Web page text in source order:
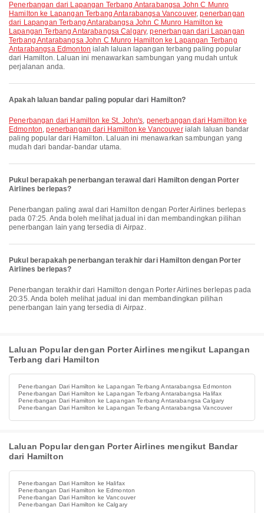
penerbangan dari Lapangan Terbang Antarabangsa John C Munro
Hamilton ke Lapangan Terbang Antarabangsa Vancouver,penerbangan
dari Lapangan Terbang Antarabangsa John C Munro Hamilton ke
Lapangan Terbang Antarabangsa Calgary,penerbangan dari Lapangan
Terbang Antarabangsa John C Munro Hamilton ke Lapangan Terbang
Antarabangsa Edmonton ialah laluan lapangan terbang paling popular
dari Hamilton. Laluan ini menawarkan sambungan yang mudah untuk
perjalanan anda.
Apakah laluan bandar paling popular dari Hamilton?
penerbangan dari Hamilton ke St. John's, penerbangan dari Hamilton ke
Edmonton,penerbangan dari Hamilton ke Vancouverialah laluan bandar
paling popular dari Hamilton. Laluan ini menawarkan sambungan yang
mudah dari bandar-bandar utama.
Pukul berapakah penerbangan terawal dari Hamilton dengan Porter
Airlines berlepas?
Penerbangan paling awal dari Hamilton dengan Porter Airlines berlepas
pada 07:25. Anda boleh melihat jadual ini dan membandingkan pilihan
penerbangan lain yang tersedia di Airpaz.
Pukul berapakah penerbangan terakhir dari Hamilton dengan Porter
Airlines berlepas?
Penerbangan terakhir dari Hamilton dengan Porter Airlines berlepas pada
20:35. Anda boleh melihat jadual ini dan membandingkan pilihan
penerbangan lain yang tersedia di Airpaz.
Laluan Popular dengan Porter Airlines mengikut Lapangan
Terbang dari Hamilton
Penerbangan Dari Hamilton ke Lapangan Terbang Antarabangsa Edmonton
Penerbangan Dari Hamilton ke Lapangan Terbang Antarabangsa Halifax
Penerbangan Dari Hamilton ke Lapangan Terbang Antarabangsa Calgary
Penerbangan Dari Hamilton ke Lapangan Terbang Antarabangsa Vancouver
Laluan Popular dengan Porter Airlines mengikut Bandar
dari Hamilton
Penerbangan Dari Hamilton ke Halifax
Penerbangan Dari Hamilton ke Edmonton
Penerbangan Dari Hamilton ke Vancouver
Penerbangan Dari Hamilton ke Calgary